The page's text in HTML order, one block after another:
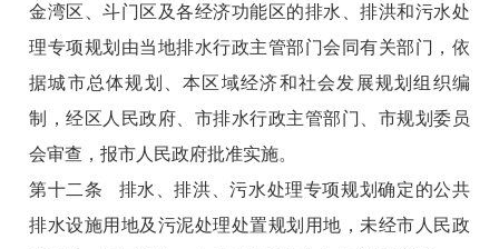
金湾区、斗门区及各经济功能区的排水、排洪和污水处
理专项规划由当地排水行政主管部门会同有关部门，依
据城市总体规划、本区域经济和社会发展规划组织编
制，经区人民政府、市排水行政主管部门、市规划委员
会审查，报市人民政府批准实施。
第十二条 排水、排洪、污水处理专项规划确定的公共
排水设施用地及污泥处理处置规划用地，未经市人民政